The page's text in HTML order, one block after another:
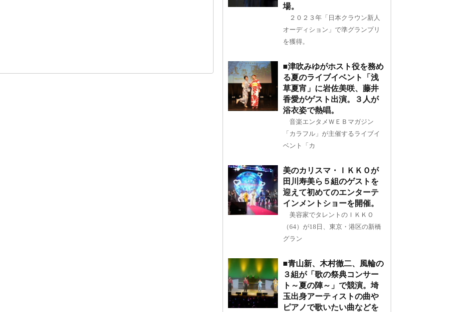
場。
２０２３年「日本クラウン新人
オーディション」で準グランプリ
を獲得。
■津吹みゆがホスト役を務め
る夏のライブイベント「浅
草夏宵」に岩佐美咲、藤井
香愛がゲスト出演。３人が
浴衣姿で熱唱。
音楽エンタメＷＥＢマガジン
「カラフル」が主催するライブイ
ベント「カ
美のカリスマ・ＩＫＫＯが
田川寿美ら５組のゲストを
迎えて初めてのエンターテ
インメントショーを開催。
美容家でタレントのＩＫＫＯ
（64）が18日、東京・港区の新橋
グラン
■青山新、木村徹二、風輪の
３組が「歌の祭典コンサー
ト～夏の陣～」で競演。埼
玉出身アーティストの曲や
ピアノで歌いたい曲などを